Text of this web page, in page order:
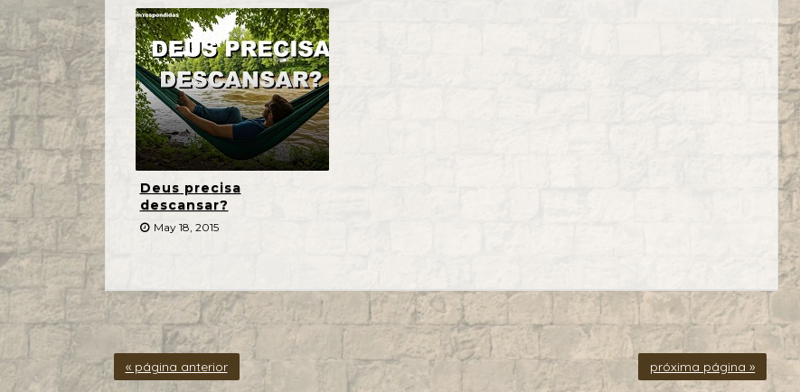
Deus precisa
descansar?
May 18, 2015
« página anterior próxima página »